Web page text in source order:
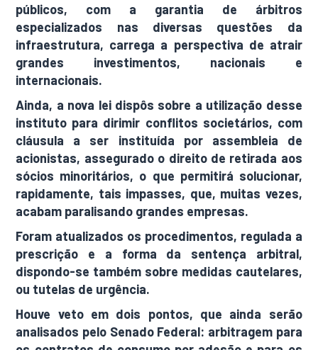
públicos, com a garantia de árbitros
especializados nas diversas questões da
infraestrutura, carrega a perspectiva de atrair
grandes investimentos, nacionais e
internacionais.
Ainda, a nova lei dispôs sobre a utilização desse
instituto para dirimir conflitos societários, com
cláusula a ser instituída por assembleia de
acionistas, assegurado o direito de retirada aos
sócios minoritários, o que permitirá solucionar,
rapidamente, tais impasses, que, muitas vezes,
acabam paralisando grandes empresas.
Foram atualizados os procedimentos, regulada a
prescrição e a forma da sentença arbitral,
dispondo-se também sobre medidas cautelares,
ou tutelas de urgência.
Houve veto em dois pontos, que ainda serão
analisados pelo Senado Federal: arbitragem para